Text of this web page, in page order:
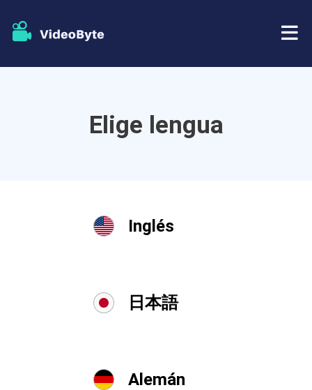
Extractor de BD-DVD
Creador de DVD
Copia Blu-ray
Elige lengua
Inglés
日本語
Alemán